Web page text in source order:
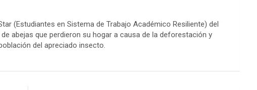
(Estudiantes en Sistema de Trabajo Académico Resiliente) del
abejas que perdieron su hogar a causa de la deforestación y
del apreciado insecto.